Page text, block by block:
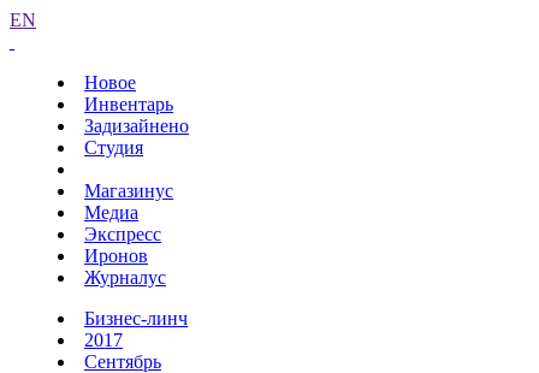
EN
Новое
Инвентарь
Задизайнено
Студия
Магазинус
Медиа
Экспресс
Иронов
Журналус
Бизнес-линч
2017
Сентябрь